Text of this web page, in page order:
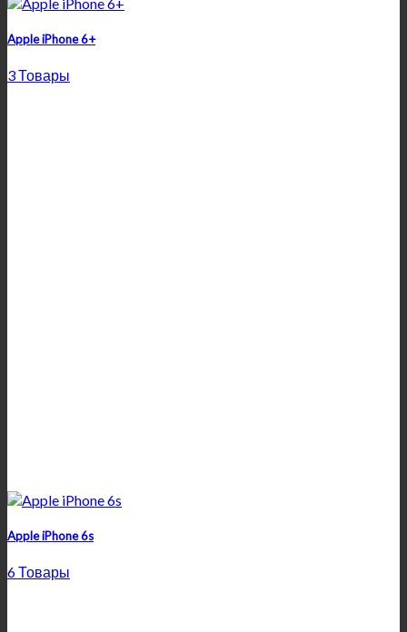
Apple iPhone 6+
3 Товары
Apple iPhone 6s
6 Товары